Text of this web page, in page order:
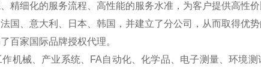
精细化的服务流程、高性能的服务水准，为客户提供高性
国、意大利、日本、韩国，并建立了分公司，从而取得优
百家国际品牌授权代理。
机械、产业系统、FA自动化、化学品、电子测量、环境